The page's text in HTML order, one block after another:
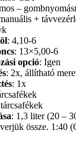
–
+
: 4,10-6
: 13×5,00-6
opció: Igen
: 2x, állítható
: 1x
: 1,3 liter (20 –
össze. 1:40